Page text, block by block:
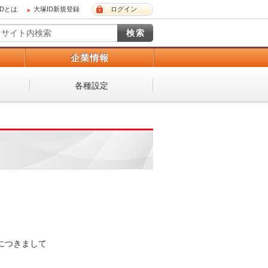
とは 大塚ID新規登録 ログイン
企業情報
各種設定
つきまして